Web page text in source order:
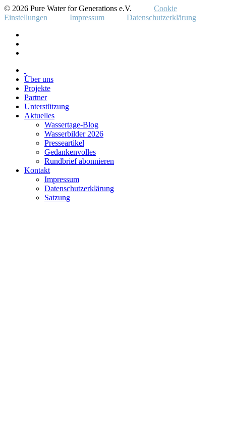
© 2026 Pure Water for Generations e.V.
Cookie
Einstellungen
Impressum Datenschutzerklärung
Über uns
Projekte
Partner
Unterstützung
Aktuelles
Wassertage-Blog
Wasserbilder 2026
Presseartikel
Gedankenvolles
Rundbrief abonnieren
Kontakt
Impressum
Datenschutzerklärung
Satzung